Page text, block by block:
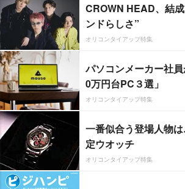
CROWN HEAD、結
ンドらしさ”
オリコンタイアップ特集
パソコンメーカー社
0万円台PC３選」
オリコンタイアップ特集
一番似合う登場人物
定ウオッチ
オリコンタイアップ特集